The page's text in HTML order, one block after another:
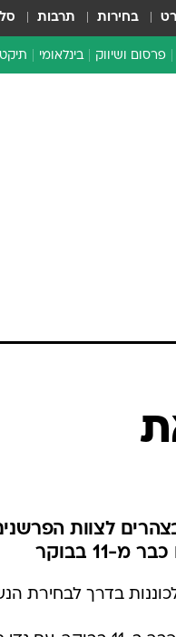
בחירות תרבות
פרסום ושיווק בינלאומי
11 בבוקר
לכוננות בדרך לבחירת